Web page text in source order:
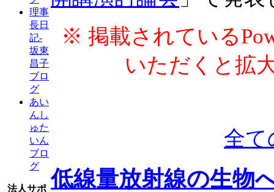
理事
長日
記-
坂東
昌子
ブロ
グ
あい
んし
ゅた
いん
ブロ
グ
法人サポ
※ 掲載されている
いただくと拡
全て
低線量放射線の生物